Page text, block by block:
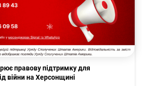
правову підтримку для
війни на Херсонщині